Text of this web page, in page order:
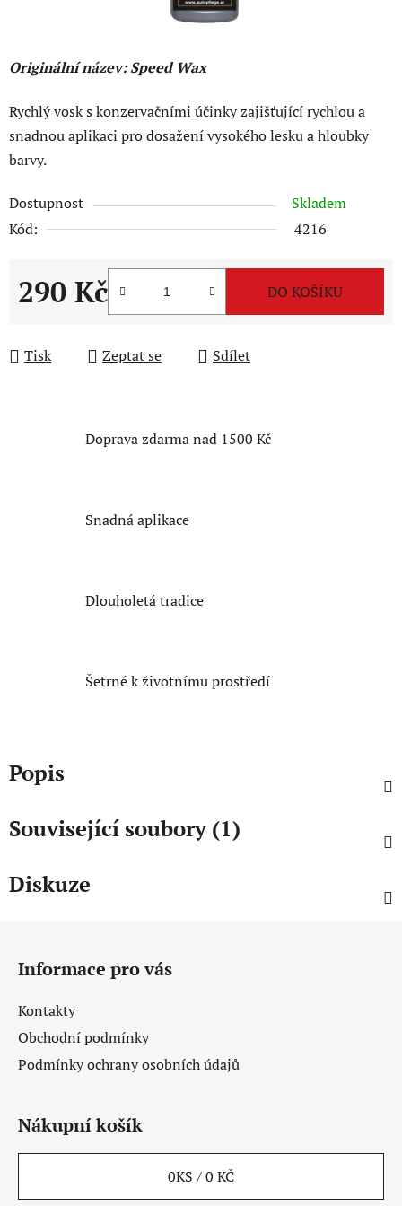
Originální název: Speed Wax
Rychlý vosk s konzervačními účinky zajišťující rychlou a
snadnou aplikaci pro dosažení vysokého lesku a hloubky
barvy.
Dostupnost
Skladem
Kód:
4216
290 Kč DO KOŠÍKU
Tisk Zeptat se Sdílet
Doprava zdarma nad 1500 Kč
Snadná aplikace
Dlouholetá tradice
Šetrné k životnímu prostředí
Popis
Související soubory (1)
Diskuze
Informace pro vás
Kontakty
Obchodní podmínky
Podmínky ochrany osobních údajů
Nákupní košík
0KS /0 KČ